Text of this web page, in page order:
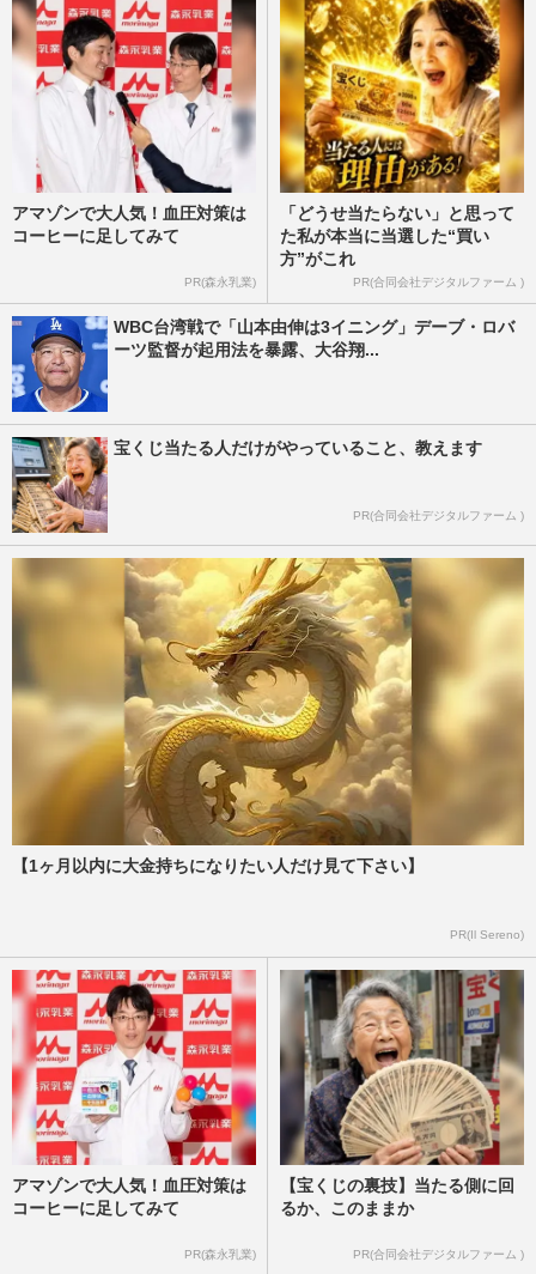
アマゾンで大人気！血圧対策は
コーヒーに足してみて
PR(森永乳業)
「どうせ当たらない」と思って
た私が本当に当選した“買い
方”がこれ
PR(合同会社デジタルファーム )
WBC台湾戦で「山本由伸は3イニング」デーブ・ロバ
ーツ監督が起用法を暴露、大谷翔...
宝くじ当たる人だけがやっていること、教えます
PR(合同会社デジタルファーム )
【1ヶ月以内に大金持ちになりたい人だけ見て下さい】
PR(Il Sereno)
アマゾンで大人気！血圧対策は
コーヒーに足してみて
PR(森永乳業)
【宝くじの裏技】当たる側に回
るか、このままか
PR(合同会社デジタルファーム )